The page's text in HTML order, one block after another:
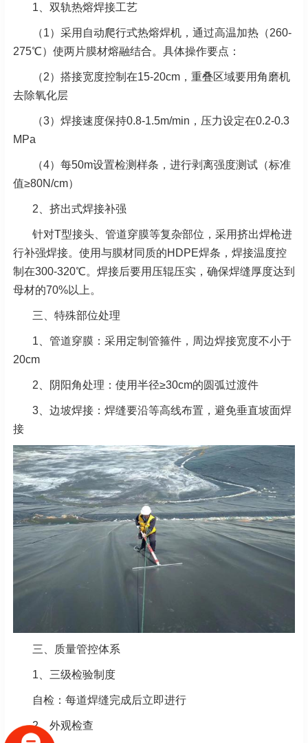
1、双轨热熔焊接工艺
（1）采用自动爬行式热熔焊机，通过高温加热（260-
275℃）使两片膜材熔融结合。具体操作要点：
（2）搭接宽度控制在15-20cm，重叠区域要用角磨机
去除氧化层
（3）焊接速度保持0.8-1.5m/min，压力设定在0.2-0.3
MPa
（4）每50m设置检测样条，进行剥离强度测试（标准
值≥80N/cm）
2、挤出式焊接补强
针对T型接头、管道穿膜等复杂部位，采用挤出焊枪进
行补强焊接。使用与膜材同质的HDPE焊条，焊接温度控
制在300-320℃。焊接后要用压辊压实，确保焊缝厚度达到
母材的70%以上。
三、特殊部位处理
1、管道穿膜：采用定制管箍件，周边焊接宽度不小于
20cm
2、阴阳角处理：使用半径≥30cm的圆弧过渡件
3、 边坡焊接：焊缝要沿等高线布置，避免垂直坡面焊
接
三、质量管控体系
1、三级检验制度
自检：每道焊缝完成后立即进行
2、外观检查